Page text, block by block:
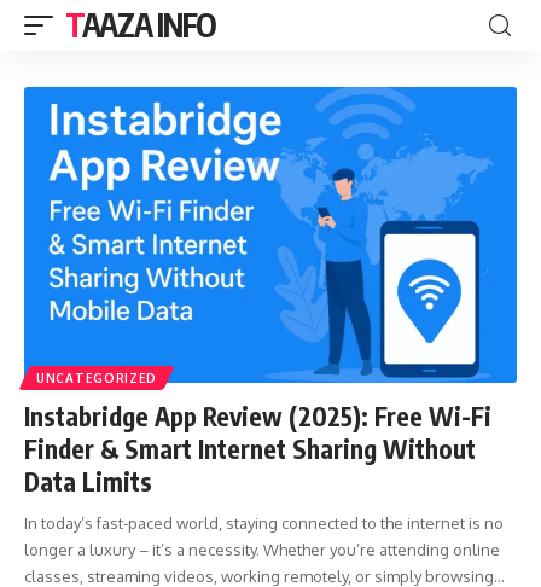
TAAZA INFO
UNCATEGORIZED
Instabridge App Review (2025): Free Wi-Fi
Finder & Smart Internet Sharing Without
Data Limits
In today’s fast-paced world, staying connected to the internet is no
longer a luxury – it’s a necessity. Whether you’re attending online
classes, streaming videos, working remotely, or simply browsing…